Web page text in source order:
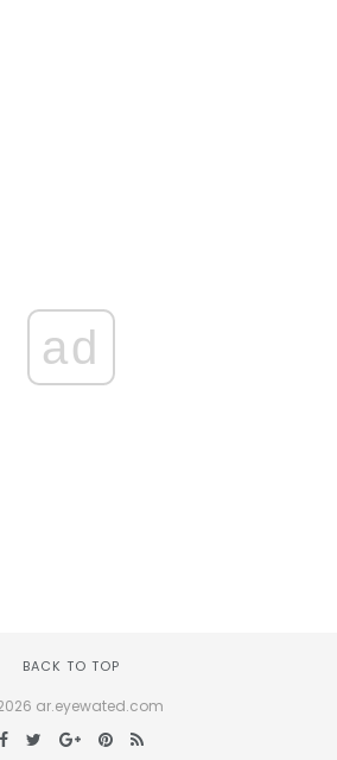
ad
BACK TO TOP
ar.eyewated.com